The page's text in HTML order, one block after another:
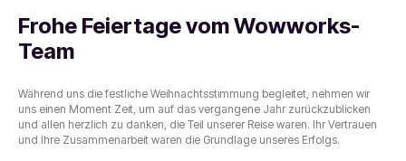
Frohe Feiertage vom Wowworks-
Team
Während uns die festliche Weihnachtsstimmung begleitet, nehmen wir
uns einen Moment Zeit, um auf das vergangene Jahr zurückzublicken
und allen herzlich zu danken, die Teil unserer Reise waren. Ihr Vertrauen
und Ihre Zusammenarbeit waren die Grundlage unseres Erfolgs.